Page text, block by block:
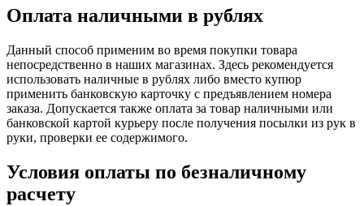
Оплата наличными в рублях
Данный способ применим во время покупки товара
непосредственно в наших магазинах. Здесь рекомендуется
использовать наличные в рублях либо вместо купюр
применить банковскую карточку с предъявлением номера
заказа. Допускается также оплата за товар наличными или
банковской картой курьеру после получения посылки из рук в
руки, проверки ее содержимого.
Условия оплаты по безналичному
расчету